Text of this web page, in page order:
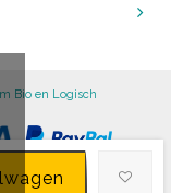
Bio en Logisch